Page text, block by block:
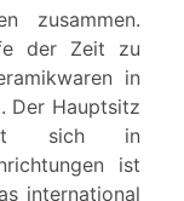
zusammen.
der Zeit zu
in
Der Hauptsitz
sich in
ist
international